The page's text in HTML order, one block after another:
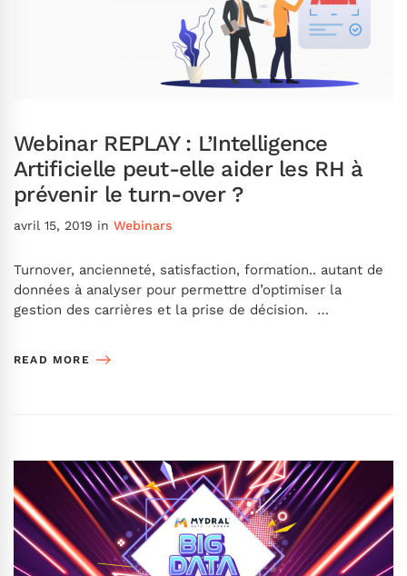
Webinar REPLAY : L’Intelligence
Artificielle peut-elle aider les RH à
prévenir le turn-over ?
avril 15, 2019 in Webinars
Turnover, ancienneté, satisfaction, formation.. autant de
données à analyser pour permettre d’optimiser la
gestion des carrières et la prise de décision. …
READ MORE